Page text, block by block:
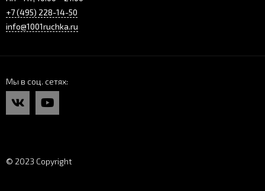
+7 (495) 228-14-50
info@1001ruchka.ru
Мы в соц. сетях
© 2023 Copyright